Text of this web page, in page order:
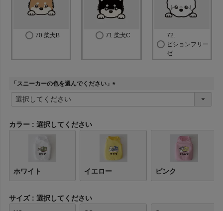
70.柴犬B 71.柴犬C
72.
ビションフリー
ゼ
「スニーカーの色を選んでください」
(
カラー 選択してください
ホワイト イエロー ピンク
サイズ
選択してください